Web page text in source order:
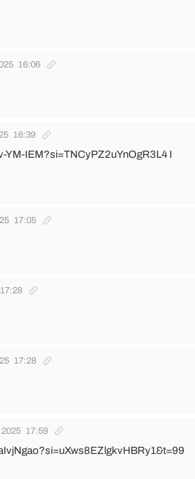
16:06
16:39
YM-IEM?si=TNCyPZ2uYnOgR3L4 I
17:05
17:28
17:28
17:59